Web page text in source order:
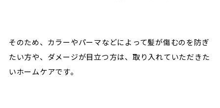
そのため、カラーやパーマなどによって髪が傷むのを防ぎ
たい方や、ダメージが目立つ方は、取り入れていただきた
いホームケアです。